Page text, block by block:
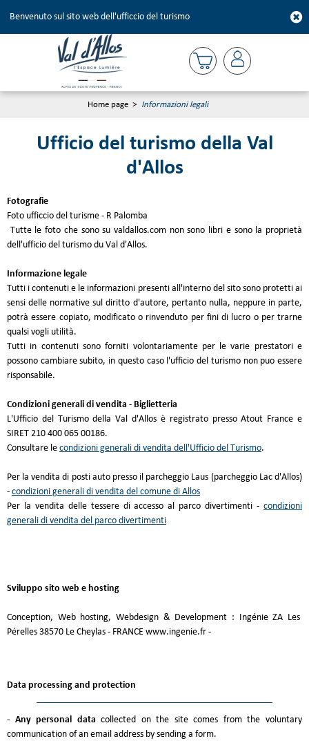
Benvenuto sul sito web dell'ufficcio del turismo
Home page > Informazioni legali
Ufficio del turismo della Val
d'Allos
Fotografie
Foto ufficcio del turisme - R Palomba
Tutte le foto che sono su valdallos.com non sono libri e sono la proprietà
dell'ufficio del turismo du Val d'Allos.
Informazione legale
Tutti i contenuti e le informazioni presenti all'interno del sito sono protetti ai
sensi delle normative sul diritto d'autore, pertanto nulla, neppure in parte,
potrà essere copiato, modificato o rinvenduto per fini di lucro o per trarne
qualsi vogli utilità.
Tutti in contenuti sono forniti volontariamente per le varie prestatori e
possono cambiare subito, in questo caso l'ufficio del turismo non puo essere
risponsabile.
Condizioni generali di vendita - Biglietteria
L'Ufficio del Turismo della Val d'Allos è registrato presso Atout France e
SIRET 210 400 065 00186.
Consultare le condizioni generali di vendita dell'Ufficio del Turismo.
Per la vendita di posti auto presso il parcheggio Laus (parcheggio Lac d'Allos)
- condizioni generali di vendita del comune di Allos
Per la vendita delle tessere di accesso al parco divertimenti - condizioni
generali di vendita del parco divertimenti
Sviluppo sito web e hosting
Conception, Web hosting, Webdesign & Development : Ingénie ZA Les
Pérelles 38570 Le Cheylas - FRANCE www.ingenie.fr -
Data processing and protection
- Any personal datacollected on the site comes from the voluntary
communication of an email address by sending a form.